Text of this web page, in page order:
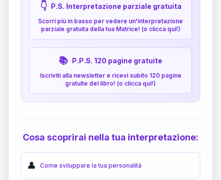
👇 P.S. Interpretazione parziale gratuita
Scorri più in basso per vedere un'interpretazione
parziale gratuita della tua Matrice! (o clicca qui!)
📚 P.P.S. 120 pagine gratuite
Iscriviti alla newsletter e ricevi subito 120 pagine
gratuite del libro! (o clicca qui!)
Cosa scoprirai nella tua interpretazione:
👤 Come sviluppare la tua personalità